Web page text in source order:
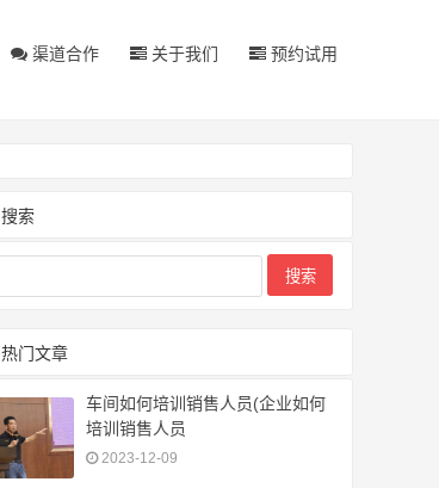
渠道合作 关于我们 预约试用
搜索
热门文章
车间如何培训销售人员(企业如何
培训销售人员
2023-12-09